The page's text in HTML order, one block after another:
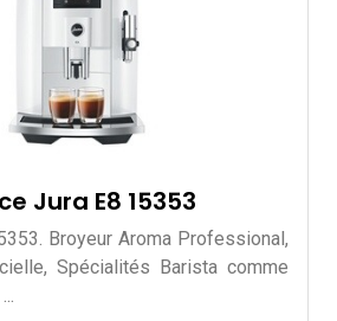
Jura E8 15353
Broyeur Aroma Professional,
Spécialités Barista comme